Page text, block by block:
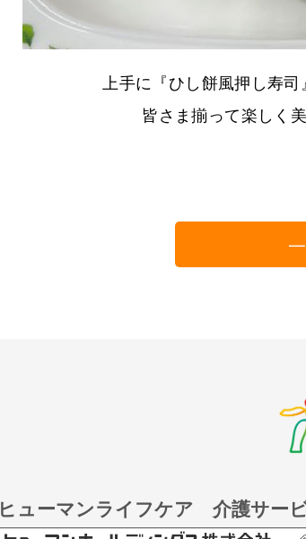
上手に『ひし餅風押し寿
皆さま揃って楽しく
ヒューマンライフケア 介護サー